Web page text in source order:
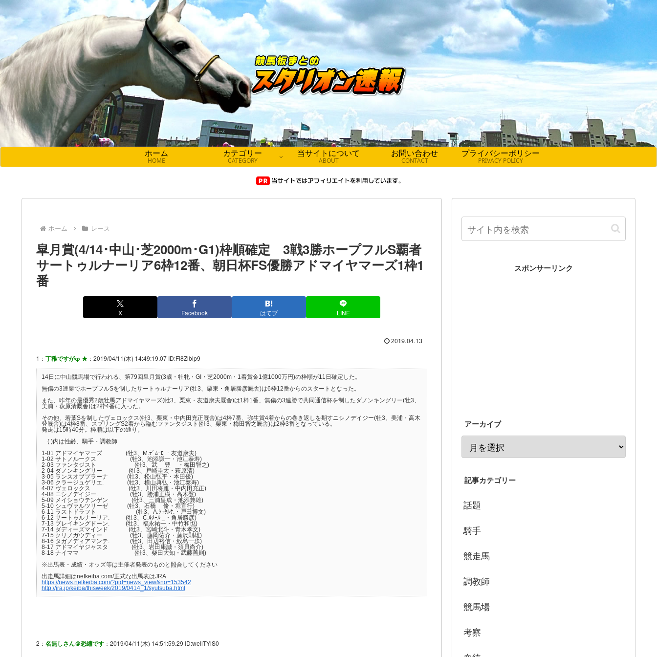
ホーム
HOME
カテゴリー
CATEGORY
当サイトについて
ABOUT
お問い合わせ
CONTACT
プライバシーポリシー
PRIVACY POLICY
ホーム レース
皐月賞(4/14･中山･芝2000m･G1)枠順確定 3戦3勝ホープフルS覇者
サートゥルナーリア6枠12番、朝日杯FS優勝アドマイヤマーズ1枠1
番
X Facebook はてブ LINE
2019.04.13
1： 丁稚ですがφ ★ ：2019/04/11(木) 14:49:19.07 ID:Fi8Zlblp9
14日に中山競馬場で行われる、第79回皐月賞(3歳・牡牝・GI・芝2000m・1着賞金1億1000万円)の枠順が11日確定した。
無傷の3連勝でホープフルSを制したサートゥルナーリア(牡3、栗東・角居勝彦厩舎)は6枠12番からのスタートとなった。
また、昨年の最優秀2歳牡馬アドマイヤマーズ(牡3、栗東・友道康夫厩舎)は1枠1番、無傷の3連勝で共同通信杯を制したダノンキングリー(牡3、
美浦・萩原清厩舎)は2枠4番に入った。
その他、若葉Sを制したヴェロックス(牡3、栗東・中内田充正厩舎)は4枠7番、弥生賞4着からの巻き返しを期すニシノデイジー(牡3、美浦・高木
登厩舎)は4枠8番、スプリングS2着から臨むファンタジスト(牡3、栗東・梅田智之厩舎)は2枠3番となっている。
発走は15時40分。枠順は以下の通り。
( )内は性齢、騎手・調教師
1-01 アドマイヤマーズ (牡3、M.ﾃﾞﾑｰﾛ ・友道康夫)
1-02 サトノルークス (牡3、池添謙一・池江泰寿)
2-03 ファンタジスト (牡3、武 豊 ・梅田智之)
2-04 ダノンキングリー (牡3、戸崎圭太・萩原清)
3-05 ランスオブプラーナ (牡3、松山弘平・本田優)
3-06 クラージュゲリエ. (牡3、横山典弘・池江泰寿)
4-07 ヴェロックス (牡3、川田将雅・中内田充正)
4-08 ニシノデイジー. (牡3、勝浦正樹・高木登)
5-09 メイショウテンゲン (牡3、三浦皇成・池添兼雄)
5-10 シュヴァルツリーゼ (牡3、石橋 脩・堀宣行)
6-11 ラストドラフト (牡3、A.ｼｭﾀﾙｹ.・戸田博文)
6-12 サートゥルナーリア. (牡3、C.ﾙﾒｰﾙ _・角居勝彦)
7-13 ブレイキングドーン. (牡3、福永祐一・中竹和也)
7-14 ダディーズマインド (牡3、宮崎北斗・青木孝文)
7-15 クリノガウディー (牡3、藤岡佑介・藤沢則雄)
8-16 タガノディアマンテ. (牡3、田辺裕信・鮫島一歩)
8-17 アドマイヤジャスタ (牡3、岩田康誠・須貝尚介)
8-18 ナイママ (牡3、柴田大知・武藤善則)
※出馬表・成績・オッズ等は主催者発表のものと照合してください
出走馬詳細はnetkeiba.com/正式な出馬表はJRA
https://news.netkeiba.com/?pid=news_view&no=153542
http://jra.jp/keiba/thisweek/2019/0414_1/syutsuba.html
2： 名無しさん＠恐縮です ：2019/04/11(木) 14:51:59.29 ID:wellTYlS0
スポンサーリンク
アーカイブ
記事カテゴリー
話題
騎手
競走馬
調教師
競馬場
考察